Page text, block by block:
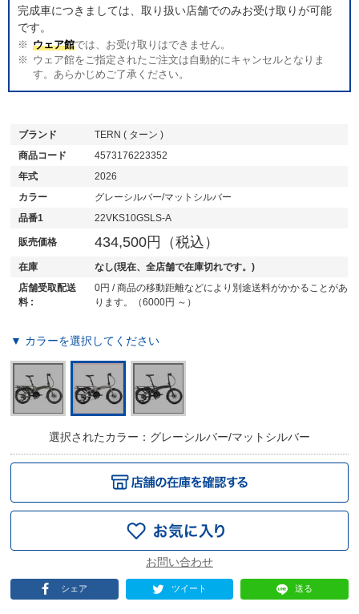
完成車につきましては、取り扱い店舗でのみお受け取りが可能
です。
ウェア館では、お受け取りはできません。
ウェア館をご指定されたご注文は自動的にキャンセルとなりま
す。あらかじめご了承ください。
ブランド
TERN ( ターン )
商品コード
4573176223352
年式
2026
カラー
グレーシルバー/マットシルバー
品番1
22VKS10GSLS-A
販売価格 434,500円（税込）
在庫
なし(現在、全店舗で在庫切れです。)
店舗受取配送
料 :
0円 / 商品の移動距離などにより別途送料がかかることがあ
ります。（6000円 ～）
▼ カラーを選択してください
選択されたカラー：グレーシルバー/マットシルバー
シェア ツイート 送る